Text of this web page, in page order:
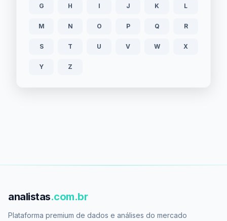
G H I J K L
M N O P Q R
S T U V W X
Y Z
analistas.com.br
Plataforma premium de dados e análises do mercado